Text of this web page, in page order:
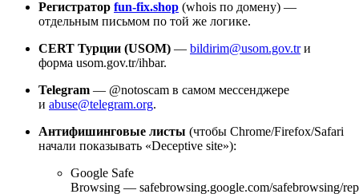
Регистратор fun‑fix.shop (whois по домену) —
отдельным письмом по той же логике.
CERT Турции (USOM) — bildirim@usom.gov.trи
форма usom.gov.tr/ihbar.
Telegram — @notoscam в самом мессенджере
и abuse@telegram.org.
Антифишинговые листы (чтобы Chrome/Firefox/Safari
начали показывать «Deceptive site»):
Google Safe
Browsing — safebrowsing.google.com/safebrowsing/